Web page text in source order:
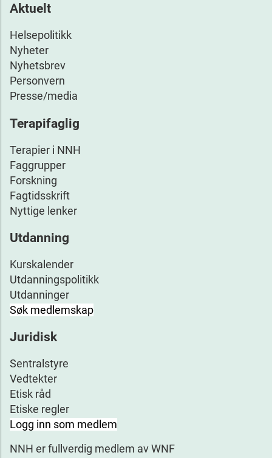
Aktuelt
Helsepolitikk
Nyheter
Nyhetsbrev
Personvern
Presse/media
Terapifaglig
Terapier i NNH
Faggrupper
Forskning
Fagtidsskrift
Nyttige lenker
Utdanning
Kurskalender
Utdanningspolitikk
Utdanninger
Søk medlemskap
Juridisk
Sentralstyre
Vedtekter
Etisk råd
Etiske regler
Logg inn som medlem
NNH er fullverdig medlem av WNF